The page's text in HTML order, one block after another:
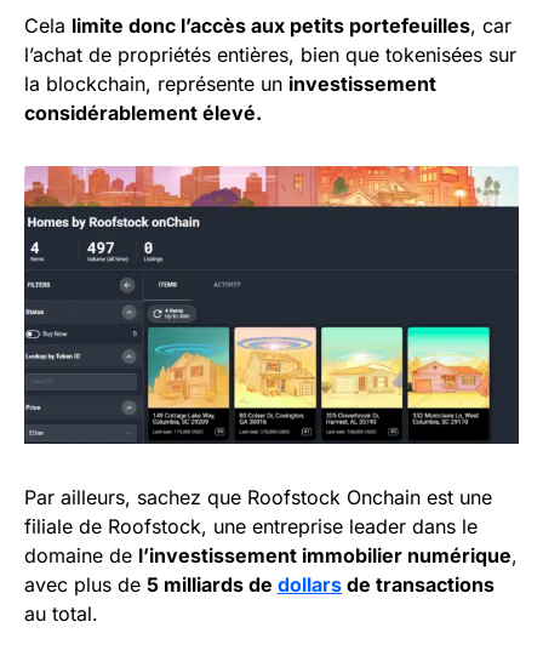
Cela limite donc l’accès aux petits portefeuilles, car
l’achat de propriétés entières, bien que tokenisées sur
la blockchain, représente un investissement
considérablement élevé.
Par ailleurs, sachez que Roofstock Onchain est une
filiale de Roofstock, une entreprise leader dans le
domaine de l’investissement immobilier numérique,
avec plus de 5 milliards de dollars de transactions
au total.